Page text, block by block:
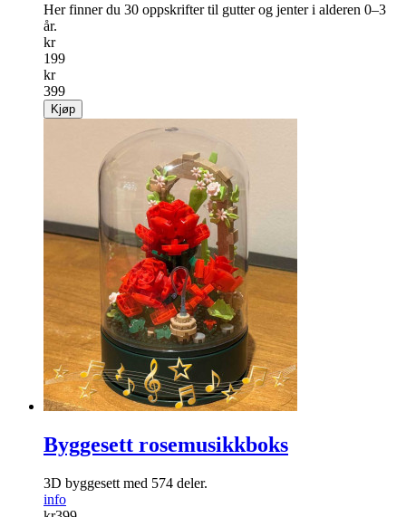
Her finner du 30 oppskrifter til gutter og jenter i alderen 0–3
år.
kr
199
kr
399
Kjøp
Byggesett rosemusikkboks
3D byggesett med 574 deler.
info